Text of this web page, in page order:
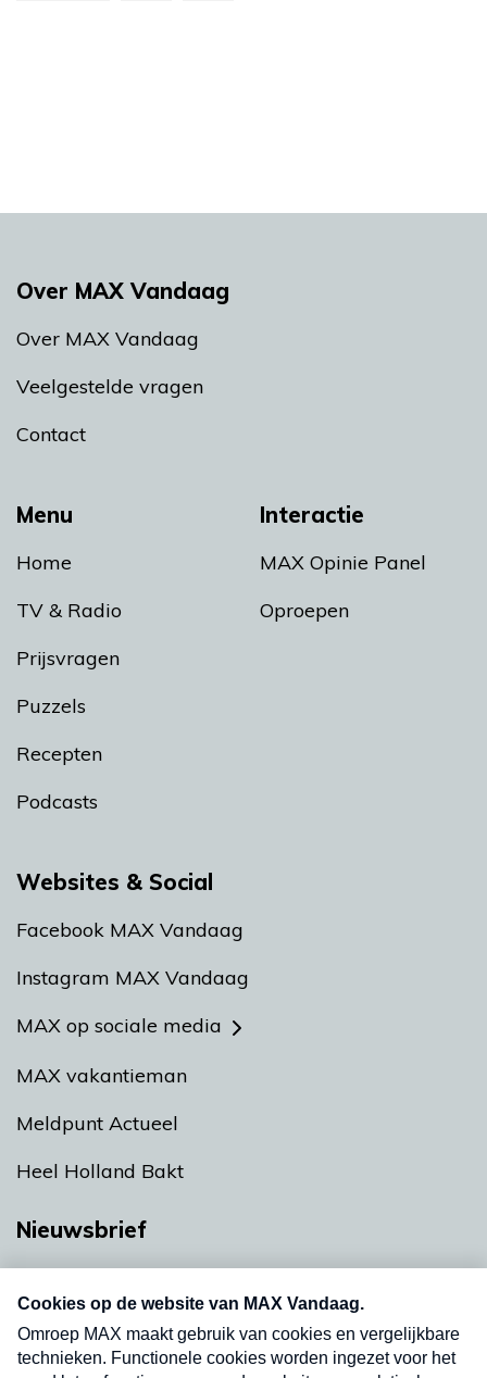
Menu
Home
TV & Radio
Prijsvragen
Puzzels
Recepten
Podcasts
Interactie
MAX Opinie Panel
Oproepen
Over MAX Vandaag
Over MAX Vandaag
Veelgestelde vragen
Contact
Websites & Social
Facebook MAX Vandaag
Instagram MAX Vandaag
MAX op sociale media
MAX vakantieman
Meldpunt Actueel
Heel Holland Bakt
Nieuwsbrief
nieuwsbrief. Elke vrijdag- en dinsdagochtend in
uw mailbox.